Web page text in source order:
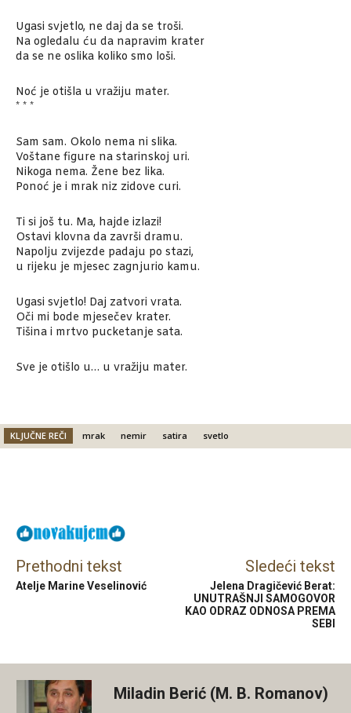
Ugasi svjetlo, ne daj da se troši.
Na ogledalu ću da napravim krater
da se ne oslika koliko smo loši.
Noć je otišla u vražiju mater.
* * *
Sam sam. Okolo nema ni slika.
Voštane figure na starinskoj uri.
Nikoga nema. Žene bez lika.
Ponoć je i mrak niz zidove curi.
Ti si još tu. Ma, hajde izlazi!
Ostavi klovna da završi dramu.
Napolju zvijezde padaju po stazi,
u rijeku je mjesec zagnjurio kamu.
Ugasi svjetlo! Daj zatvori vrata.
Oči mi bode mjesečev krater.
Tišina i mrtvo pucketanje sata.
Sve je otišlo u… u vražiju mater.
KLJUČNE REČI mrak nemir satira svetlo
Prethodni tekst
Atelje Marine Veselinović
Sledeći tekst
Jelena Dragičević Berat:
UNUTRAŠNJI SAMOGOVOR
KAO ODRAZ ODNOSA PREMA
SEBI
Miladin Berić (M. B. Romanov)